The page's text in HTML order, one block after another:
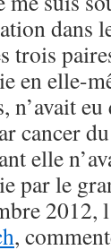
dans
trois
en elle-
n’avait
cancer
elle
par le
2012,
,